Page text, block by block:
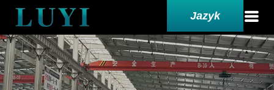
Jazyk